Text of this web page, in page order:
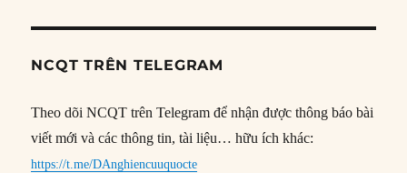
NCQT TRÊN TELEGRAM
Theo dõi NCQT trên Telegram để nhận được thông báo bài
viết mới và các thông tin, tài liệu… hữu ích khác:
https://t.me/DAnghiencuuquocte